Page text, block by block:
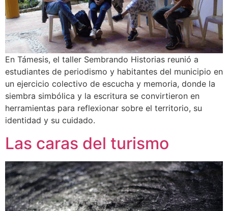
En Támesis, el taller Sembrando Historias reunió a
estudiantes de periodismo y habitantes del municipio en
un ejercicio colectivo de escucha y memoria, donde la
siembra simbólica y la escritura se convirtieron en
herramientas para reflexionar sobre el territorio, su
identidad y su cuidado.
Las caras del turismo